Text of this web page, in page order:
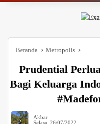
Beranda Metropolis
Prudential
Bagi Keluarga
Akbar
Selasa, 26/07/2022